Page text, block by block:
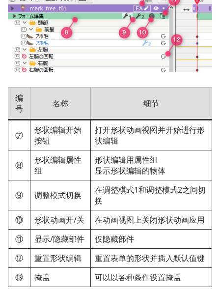
编
号
名称 细节
⑦
形状编辑开始
按钮
打开形状动画视图并开始进行形
状编辑
⑧
形状编辑属性
组
形状编辑用属性组
显示形状编辑的物体
⑨ 调整模式切换
在调整模式1和调整模式2之间切
换
⑩
形状动画开/关
在动画视图上关闭形状动画应用
⑪
显示/隐藏部件
仅隐藏部件
⑫
重置形状编辑
重置表单的形状并插入默认值键
⑬
掩盖 可以以各种条件设置掩盖